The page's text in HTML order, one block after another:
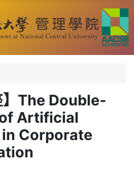
】The Double-
Artificial
Corporate